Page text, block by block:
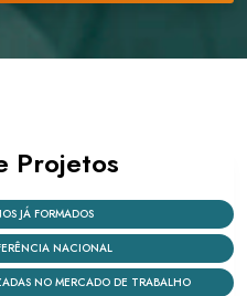
Projetos
JÁ FORMADOS
NACIONAL
NO MERCADO DE TRABALHO